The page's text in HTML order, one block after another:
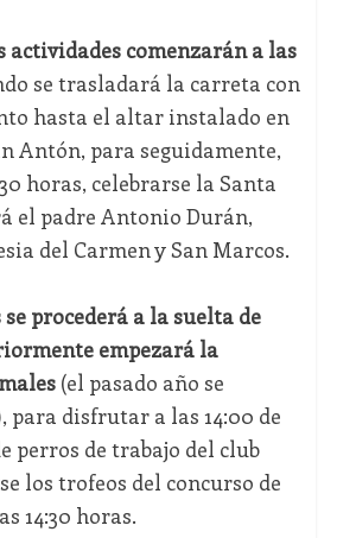
actividades comenzarán a las
se trasladará la carreta con
hasta el altar instalado en
Antón, para seguidamente,
horas, celebrarse la Santa
el padre Antonio Durán,
del Carmen y San Marcos.
procederá a la suelta de
empezará la
(el pasado año se
para disfrutar a las 14:00 de
perros de trabajo del club
los trofeos del concurso de
14:30 horas.